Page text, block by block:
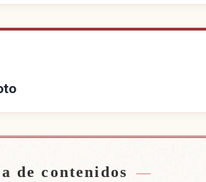
de contenidos